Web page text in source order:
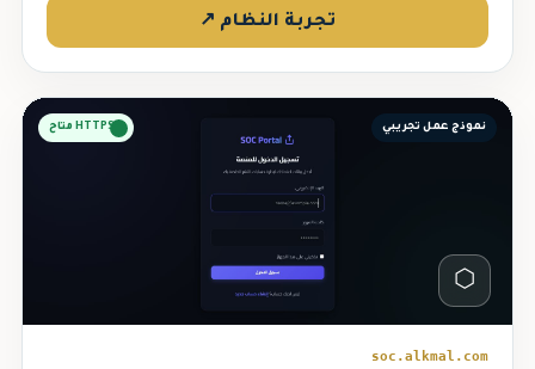
تجربة النظام ↗
نموذج عمل تجريبي HTTPS متاح
⬡
soc.alkmal.com